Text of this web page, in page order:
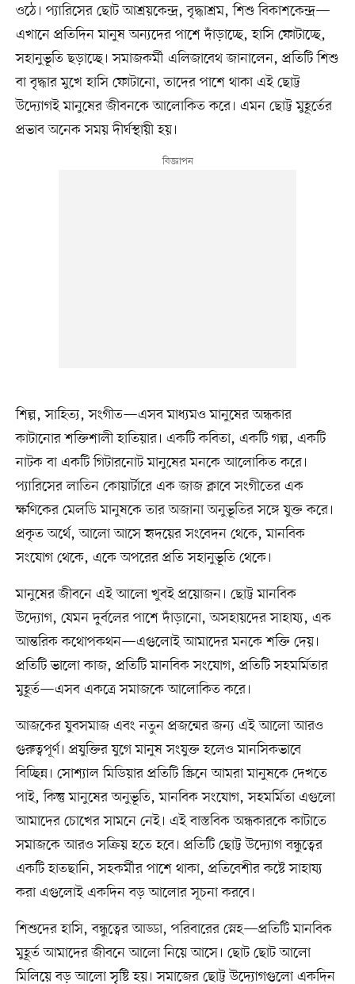
ওঠে। প্যারিসের ছোট আশ্রয়কেন্দ্র, বৃদ্ধাশ্রম, শিশু বিকাশকেন্দ্র—
এখানে প্রতিদিন মানুষ অন্যদের পাশে দাঁড়াচ্ছে, হাসি ফোটাচ্ছে,
সহানুভূতি ছড়াচ্ছে। সমাজকর্মী এলিজাবেথ জানালেন, প্রতিটি শিশু
বা বৃদ্ধার মুখে হাসি ফোটানো, তাদের পাশে থাকা এই ছোট্ট
উদ্যোগই মানুষের জীবনকে আলোকিত করে। এমন ছোট্ট মুহূর্তের
প্রভাব অনেক সময় দীর্ঘস্থায়ী হয়।
শিল্প, সাহিত্য, সংগীত—এসব মাধ্যমও মানুষের অন্ধকার
কাটানোর শক্তিশালী হাতিয়ার। একটি কবিতা, একটি গল্প, একটি
নাটক বা একটি গিটারনোট মানুষের মনকে আলোকিত করে।
প্যারিসের লাতিন কোয়ার্টারে এক জাজ ক্লাবে সংগীতের এক
ক্ষণিকের মেলডি মানুষকে তার অজানা অনুভূতির সঙ্গে যুক্ত করে।
প্রকৃত অর্থে, আলো আসে হৃদয়ের সংবেদন থেকে, মানবিক
সংযোগ থেকে, একে অপরের প্রতি সহানুভূতি থেকে।
মানুষের জীবনে এই আলো খুবই প্রয়োজন। ছোট্ট মানবিক
উদ্যোগ, যেমন দুর্বলের পাশে দাঁড়ানো, অসহায়দের সাহায্য, এক
আন্তরিক কথোপকথন—এগুলোই আমাদের মনকে শক্তি দেয়।
প্রতিটি ভালো কাজ, প্রতিটি মানবিক সংযোগ, প্রতিটি সহমর্মিতার
মুহূর্ত—এসব একত্রে সমাজকে আলোকিত করে।
আজকের যুবসমাজ এবং নতুন প্রজন্মের জন্য এই আলো আরও
গুরুত্বপূর্ণ। প্রযুক্তির যুগে মানুষ সংযুক্ত হলেও মানসিকভাবে
বিচ্ছিন্ন। সোশ্যাল মিডিয়ার প্রতিটি স্ক্রিনে আমরা মানুষকে দেখতে
পাই, কিন্তু মানুষের অনুভূতি, মানবিক সংযোগ, সহমর্মিতা এগুলো
আমাদের চোখের সামনে নেই। এই বাস্তবিক অন্ধকারকে কাটাতে
সমাজকে আরও সক্রিয় হতে হবে। প্রতিটি ছোট্ট উদ্যোগ বন্ধুত্বের
একটি হাতছানি, সহকর্মীর পাশে থাকা, প্রতিবেশীর কষ্টে সাহায্য
করা এগুলোই একদিন বড় আলোর সূচনা করবে।
শিশুদের হাসি, বন্ধুত্বের আড্ডা, পরিবারের স্নেহ—প্রতিটি মানবিক
মুহূর্ত আমাদের জীবনে আলো নিয়ে আসে। ছোট ছোট আলো
মিলিয়ে বড় আলো সৃষ্টি হয়। সমাজের ছোট্ট উদ্যোগগুলো একদিন